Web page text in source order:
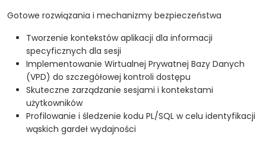
Gotowe rozwiązania i mechanizmy bezpieczeństwa
Tworzenie kontekstów aplikacji dla informacji
specyficznych dla sesji
Implementowanie Wirtualnej Prywatnej Bazy Danych
(VPD) do szczegółowej kontroli dostępu
Skuteczne zarządzanie sesjami i kontekstami
użytkowników
Profilowanie i śledzenie kodu PL/SQL w celu identyfikacji
wąskich gardeł wydajności